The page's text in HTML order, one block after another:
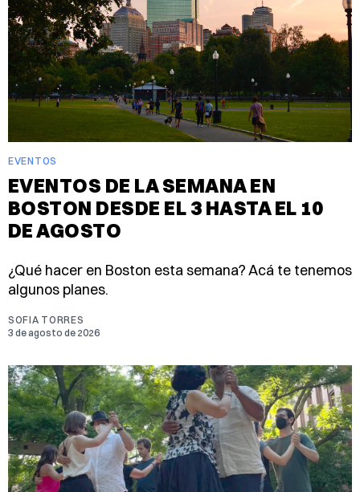
EVENTOS
EVENTOS DE LA SEMANA EN
BOSTON DESDE EL 3 HASTA EL 10
DE AGOSTO
¿Qué hacer en Boston esta semana? Acá te tenemos
algunos planes.
SOFIA TORRES
3 de agosto de 2026